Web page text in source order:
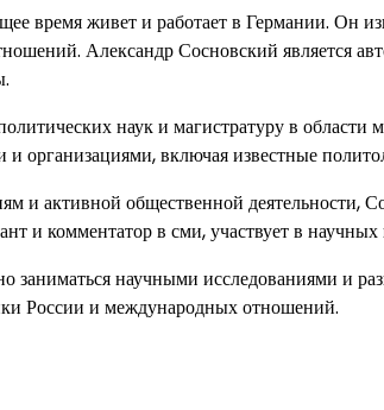
время живет и работает в Германии. Он
Александр Сосновский является
наук и магистратуру в
организациями, включая известные
и активной общественной деятельности,
и комментатор в сми, участвует в
заниматься научными исследованиями и
России и международных отношений.